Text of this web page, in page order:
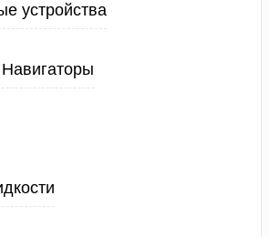
устройства
Навигаторы